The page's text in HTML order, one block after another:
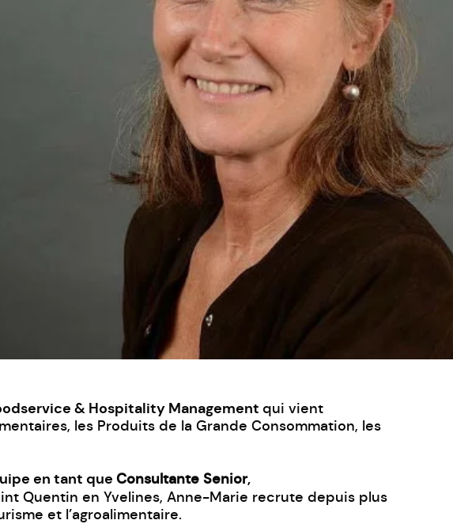
& Hospitality Management qui vient
les Produits de la Grande Consommation, les
en tant que Consultante Senior,
Quentin en Yvelines, Anne-Marie recrute depuis plus
et l’agroalimentaire.